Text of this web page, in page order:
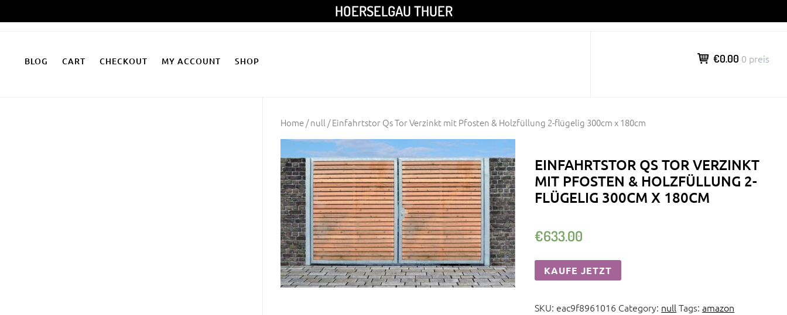
Inhalt
HOERSELGAU THUER
BLOG CART CHECKOUT MY ACCOUNT SHOP €0.00 0 preis
Home/null / Einfahrtstor Qs Tor Verzinkt mit Pfosten & Holzfüllung 2-flügelig 300cm x 180cm
EINFAHRTSTOR QS TOR VERZINKT
MIT PFOSTEN & HOLZFÜLLUNG 2-
FLÜGELIG 300CM X 180CM
€633.00
KAUFE JETZT
SKU: eac9f8961016 Category: nullTags:amazon